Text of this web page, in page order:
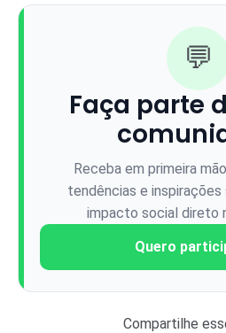
💬
Faça parte
Receba em primeira
tendências e inspirações
impacto social direto
Quero
Compartilhe